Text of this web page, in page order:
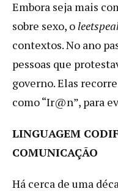
Embora seja mais
sobre sexo, o
contextos. No ano
pessoas que
governo. Elas
como “Ir@n”, para
LINGUAGEM
COMUNICAÇÃO
Há cerca de uma